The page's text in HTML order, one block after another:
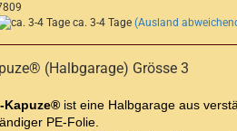
ca. 3-4 Tage (Ausland
(Halbgarage) Grösse 3
Kapuze® ist eine Halbgarage aus
PE-Folie.